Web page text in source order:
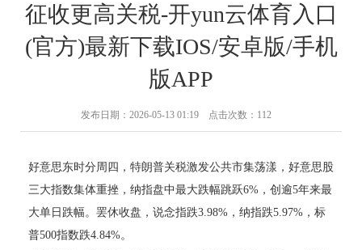
征收更高关税-开yun云体育入口
(官方)最新下载IOS/安卓版/手机
版APP
发布日期：2026-05-13 01:19 点击次数：112
好意思东时分周四，特朗普关税激发公共市集荡漾，好意思股
三大指数集体重挫，纳指盘中最大跌幅跳跃6%，创逾5年来最
大单日跌幅。罢休收盘，说念指跌3.98%，纳指跌5.97%，标
普500指数跌4.84%。